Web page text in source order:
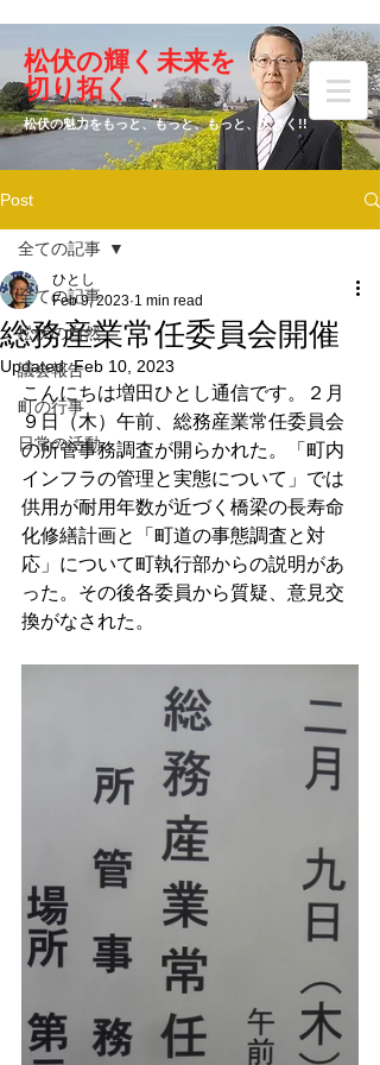
​増田 ひとし
​松伏の輝く未来を
切り拓く
松伏の魅力をもっと、もっと、もっと、大きく!!
元松伏町議会議員
Post
全ての記事
松伏の自然
議会報告
町の行事
日常の活動
全ての記事
総務産業常任委員会開催
ひとし
Feb 9, 2023 1 min read
Updated:Feb 10, 2023
こんにちは増田ひとし通信です。２月
９日（木）午前、総務産業常任委員会
の所管事務調査が開らかれた。「町内
インフラの管理と実態について」では
供用が耐用年数が近づく橋梁の長寿命
化修繕計画と「町道の事態調査と対
応」について町執行部からの説明があ
った。その後各委員から質疑、意見交
換がなされた。